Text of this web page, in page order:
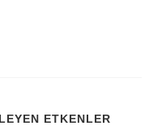
ETKENLER